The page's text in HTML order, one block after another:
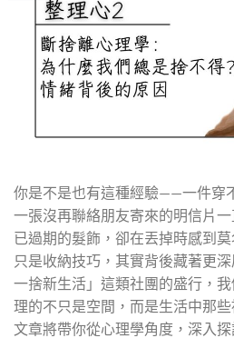
你是不是也有這種經驗——一件穿
一張沒再聯絡朋友寄來的明信片
已過期的髮飾，卻在丟掉時感到
只是收納技巧，其實背後藏著更
一捨新生活」這類社團的盛行，
理的不只是空間，而是生活中那
文章將帶你從心理學角度，深入